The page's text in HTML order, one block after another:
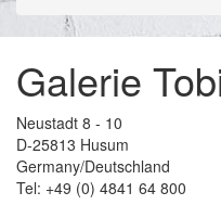
Galerie
Neustadt 8 - 10
D-25813 Husum
Germany/Deutschland
Tel: +49 (0) 4841 64 800